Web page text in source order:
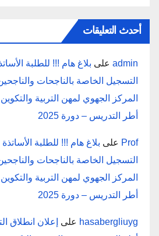
أحدث التعليقات
admin على بلاغ هام !!! للطلبة
التسجيل الخاصة بالناجحات
المركز الجهوي لمهن التربية
أطر التدريس – دورة 2025
Prof على بلاغ هام !!! للطلبة
التسجيل الخاصة بالناجحات
المركز الجهوي لمهن التربية
أطر التدريس – دورة 2025
hasabergliuyg على
إعلان انطلاق